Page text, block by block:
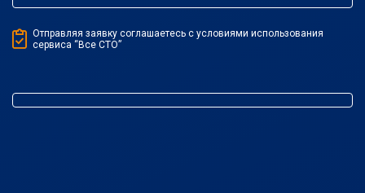
Отправляя заявку соглашаетесь с условиями использования
сервиса “Все СТО”